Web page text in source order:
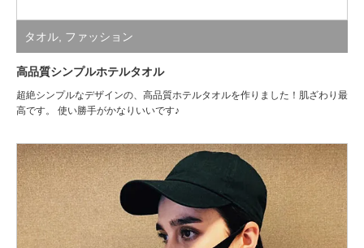
タオル ファッション
高品質シンプルホテルタオル
超絶シンプルなデザインの、高品質ホテルタオルを作りました！肌ざわり最
高です。 使い勝手がかなりいいです♪